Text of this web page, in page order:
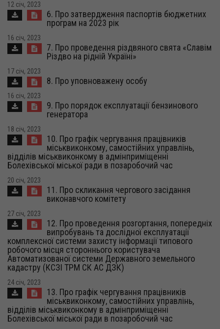
12 січ, 2023
6. Про затвердження паспортів бюджетних
програм на 2023 рік
16 січ, 2023
7. Про проведення різдвяного свята «Славім
Різдво на рідній Україні»
17 січ, 2023
8. Про уповноважену особу
16 січ, 2023
9. Про порядок експлуатації бензинового
генератора
18 січ, 2023
10. Про графік чергування працівників
міськвиконкому, самостійних управлінь,
відділів міськвиконкому в адмінприміщенні
Болехівської міської ради в позаробочий час
20 січ, 2023
11. Про скликання чергового засідання
виконавчого комітету
27 січ, 2023
12. Про проведення розгортання, попередніх
випробувань та дослідної експлуатації
комплексної системи захисту інформації типового
робочого місця стороннього користувача
Автоматизованої системи Державного земельного
кадастру (КСЗІ ТРМ СК АС ДЗК)
24 січ, 2023
13. Про графік чергування працівників
міськвиконкому, самостійних управлінь,
відділів міськвиконкому в адмінприміщенні
Болехівської міської ради в позаробочий час